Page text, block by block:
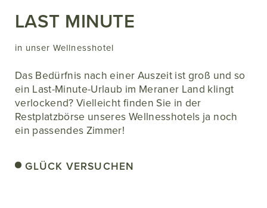
LAST MINUTE
in unser Wellnesshotel
Das Bedürfnis nach einer Auszeit ist groß und so
ein Last-Minute-Urlaub im Meraner Land klingt
verlockend? Vielleicht finden Sie in der
Restplatzbörse unseres Wellnesshotels ja noch
ein passendes Zimmer!
GLÜCK VERSUCHEN